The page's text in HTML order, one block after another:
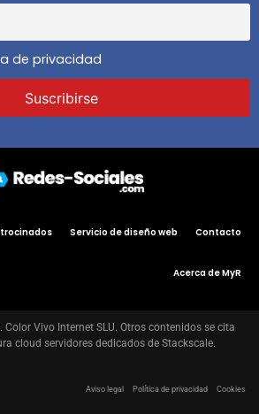
de privacidad
Servicio de diseño web Contacto
Acerca de MyR
Vivo Internet SLU. Otros contenidos se cita
cloud servidores dedicados de Stackscale.
Aviso legal Política de privacidad Cookies